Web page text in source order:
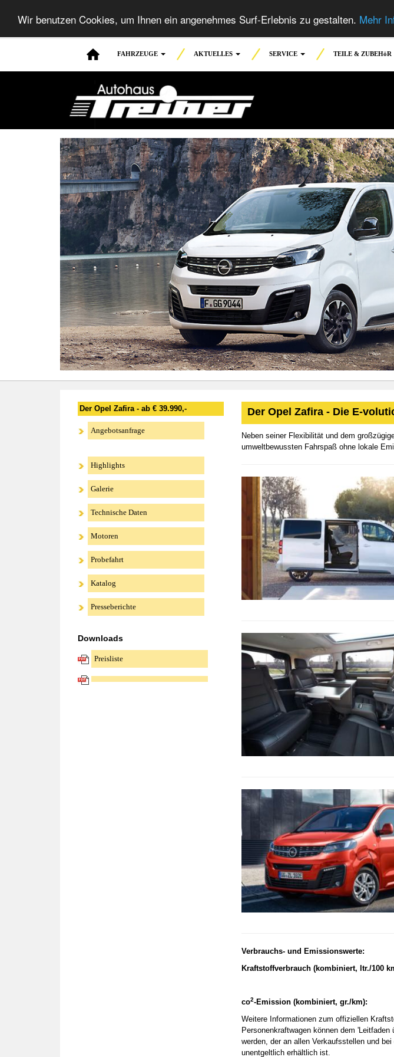
Wir benutzen Cookies, um Ihnen ein angenehmes Surf-Erlebnis zu gestalten. Mehr
FAHRZEUGE AKTUELLES SERVICE TEILE & ZUBEHöR
Der Opel Zafira - ab € 39.990,-
Angebotsanfrage
Highlights
Galerie
Technische Daten
Motoren
Probefahrt
Katalog
Presseberichte
Downloads
Preisliste
Der Opel Zafira - Die E-
Neben seiner Flexibilität und dem
umweltbewussten Fahrspaß ohne lokale
Verbrauchs- und Emissionswerte:
Kraftstoffverbrauch (kombiniert, ltr./100
co2-Emission (kombiniert, gr./km):
Weitere Informationen zum offiziellen
Personenkraftwagen können dem
werden, der an allen Verkaufsstellen und
unentgeltlich erhältlich ist.